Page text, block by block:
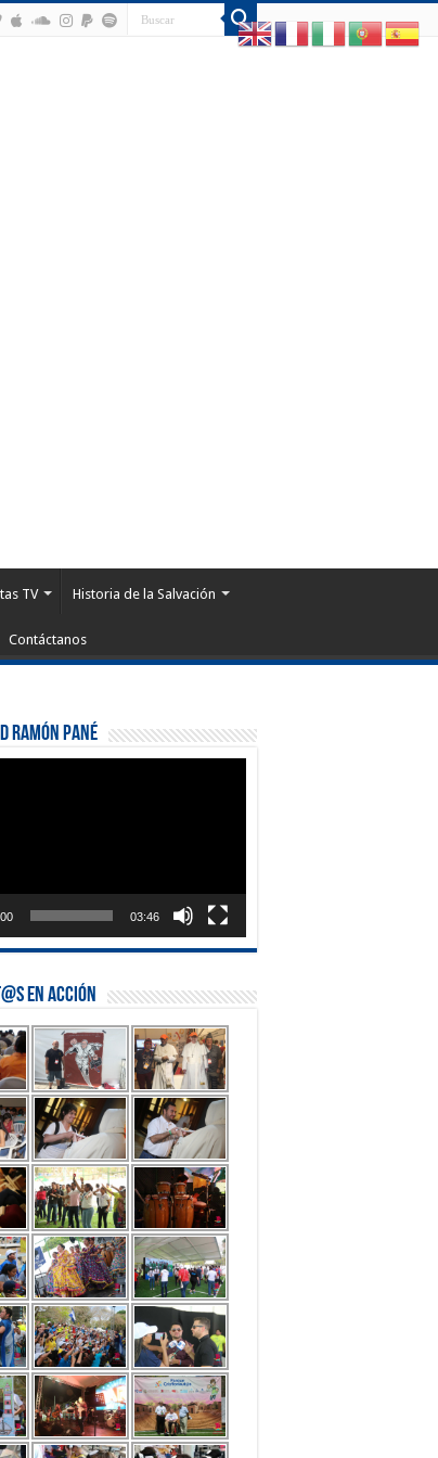
TV Historia de la Salvación
Contáctanos
Ramón Pané
03:46
en Acción